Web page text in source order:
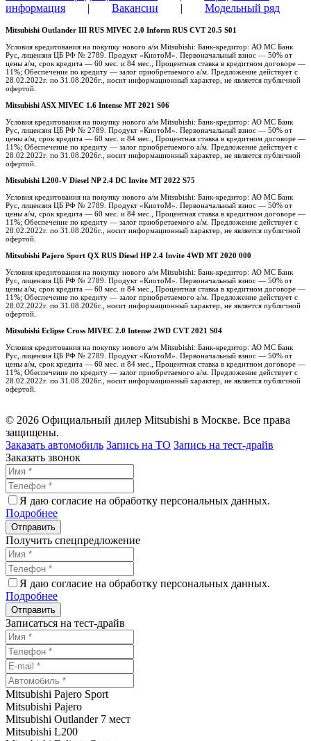
информация | Вакансии | Модельный ряд
Mitsubishi Outlander III RUS MIVEC 2.0 Inform RUS CVT 20.5 S01
Условия кредитования на покупку нового а/м Mitsubishi: Банк-кредитор: АО МС Банк
Рус, лицензия ЦБ РФ № 2789. Продукт «КиотоМ». Первоначальный взнос — 50% от
цены а/м, срок кредита — 60 мес. и 84 мес., Процентная ставка в кредитном договоре —
11%; Обеспечение по кредиту — залог приобретаемого а/м. Предложение действует с
28.02.2022г. по 31.08.2026г., носит информационный характер, не является публичной
офертой.
Mitsubishi ASX MIVEC 1.6 Intense MT 2021 S06
Условия кредитования на покупку нового а/м Mitsubishi: Банк-кредитор: АО МС Банк
Рус, лицензия ЦБ РФ № 2789. Продукт «КиотоМ». Первоначальный взнос — 50% от
цены а/м, срок кредита — 60 мес. и 84 мес., Процентная ставка в кредитном договоре —
11%; Обеспечение по кредиту — залог приобретаемого а/м. Предложение действует с
28.02.2022г. по 31.08.2026г., носит информационный характер, не является публичной
офертой.
Mitsubishi L200-V Diesel NP 2.4 DC Invite MT 2022 S75
Условия кредитования на покупку нового а/м Mitsubishi: Банк-кредитор: АО МС Банк
Рус, лицензия ЦБ РФ № 2789. Продукт «КиотоМ». Первоначальный взнос — 50% от
цены а/м, срок кредита — 60 мес. и 84 мес., Процентная ставка в кредитном договоре —
11%; Обеспечение по кредиту — залог приобретаемого а/м. Предложение действует с
28.02.2022г. по 31.08.2026г., носит информационный характер, не является публичной
офертой.
Mitsubishi Pajero Sport QX RUS Diesel HP 2.4 Invite 4WD MT 2020 000
Условия кредитования на покупку нового а/м Mitsubishi: Банк-кредитор: АО МС Банк
Рус, лицензия ЦБ РФ № 2789. Продукт «КиотоМ». Первоначальный взнос — 50% от
цены а/м, срок кредита — 60 мес. и 84 мес., Процентная ставка в кредитном договоре —
11%; Обеспечение по кредиту — залог приобретаемого а/м. Предложение действует с
28.02.2022г. по 31.08.2026г., носит информационный характер, не является публичной
офертой.
Mitsubishi Eclipse Cross MIVEC 2.0 Intense 2WD CVT 2021 S04
Условия кредитования на покупку нового а/м Mitsubishi: Банк-кредитор: АО МС Банк
Рус, лицензия ЦБ РФ № 2789. Продукт «КиотоМ». Первоначальный взнос — 50% от
цены а/м, срок кредита — 60 мес. и 84 мес., Процентная ставка в кредитном договоре —
11%; Обеспечение по кредиту — залог приобретаемого а/м. Предложение действует с
28.02.2022г. по 31.08.2026г., носит информационный характер, не является публичной
офертой.
© 2026 Официальный дилер Mitsubishi в Москве. Все права
защищены.
Заказать автомобиль Запись на ТО Запись на тест-драйв
Заказать звонок
Я даю согласие на обработку персональных данных.
Подробнее
Получить спецпредложение
Я даю согласие на обработку персональных данных.
Подробнее
Записаться на тест-драйв
Mitsubishi Pajero Sport
Mitsubishi Pajero
Mitsubishi Outlander 7 мест
Mitsubishi L200